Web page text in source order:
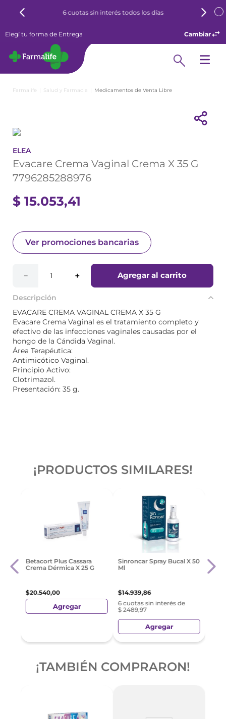
6 cuotas sin interés todos los días
Elegí tu forma de Entrega Cambiar
Salud y Farmacia Medicamentos de Venta Libre
ELEA
Evacare Crema Vaginal Crema X 35 G
7796285288976
$ 15.053,41
Ver promociones bancarias
＋
－ Agregar al carrito
Descripción
EVACARE CREMA VAGINAL CREMA X 35 G
Evacare Crema Vaginal es el tratamiento completo y
efectivo de las infecciones vaginales causadas por el
hongo de la Cándida Vaginal.
Área Terapéutica:
Antimicótico Vaginal.
Principio Activo:
Clotrimazol.
Presentación: 35 g.
¡PRODUCTOS SIMILARES!
Betacort Plus Cassara
Crema Dérmica X 25 G
$20.540,00
Agregar
Sinroncar Spray Bucal X 50
Ml
$14.939,86
6 cuotas sin interés de
$ 2489,97
Agregar
¡TAMBIÉN COMPRARON!